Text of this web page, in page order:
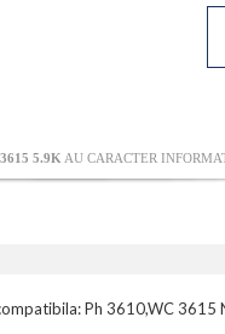
5.9K AU CARACTER
Ph 3610,WC 3615